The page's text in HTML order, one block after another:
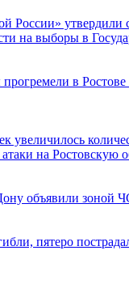
России» утвердили
на выборы в
в Ростове
увеличилось
на Ростовскую
объявили зоной
пятеро